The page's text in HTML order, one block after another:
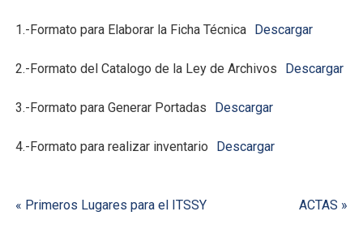
1.-Formato para Elaborar la Ficha Técnica Descargar
2.-Formato del Catalogo de la Ley de Archivos Descargar
3.-Formato para Generar Portadas Descargar
4.-Formato para realizar inventario Descargar
Navegación
« Primeros Lugares para el ITSSY ACTAS »